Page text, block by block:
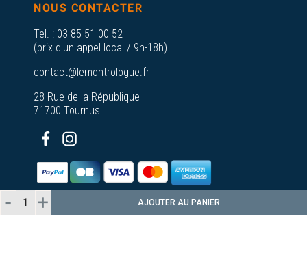
AJOUTER AU PANIER
NOUS CONTACTER
Tel. : 03 85 51 00 52
(prix d'un appel local / 9h-18h)
contact@lemontrologue.fr
28 Rue de la République
71700 Tournus